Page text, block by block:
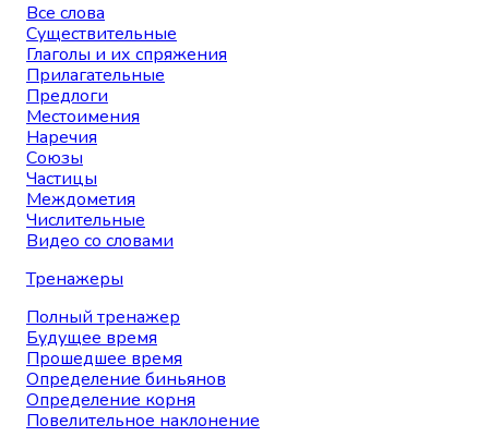
Все слова
Существительные
Глаголы и их спряжения
Прилагательные
Предлоги
Местоимения
Наречия
Союзы
Частицы
Междометия
Числительные
Видео со словами
Тренажеры
Полный тренажер
Будущее время
Прошедшее время
Определение биньянов
Определение корня
Повелительное наклонение